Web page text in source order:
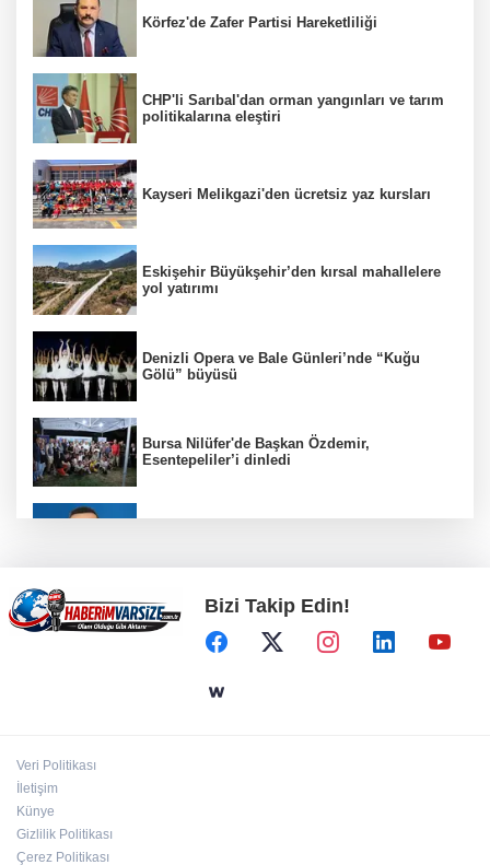
Körfez'de Zafer Partisi Hareketliliği
CHP'li Sarıbal'dan orman yangınları ve tarım
politikalarına eleştiri
Kayseri Melikgazi'den ücretsiz yaz kursları
Eskişehir Büyükşehir’den kırsal mahallelere
yol yatırımı
Denizli Opera ve Bale Günleri’nde “Kuğu
Gölü” büyüsü
Bursa Nilüfer'de Başkan Özdemir,
Esentepeliler’i dinledi
Kayseri Büyükşehir gökyüzü tutkunlarını
Erciyes'te buluşturacak
Bizi Takip Edin!
Veri Politikası
İletişim
Künye
Gizlilik Politikası
Çerez Politikası